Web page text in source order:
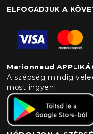
ELFOGADJUK A
Marionnaud
A szépség mindig
most ingyen!